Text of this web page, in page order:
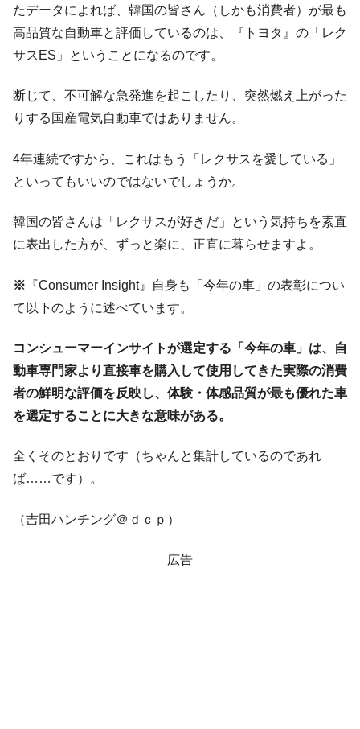
たデータによれば、韓国の皆さん（しかも消費者）が最も
高品質な自動車と評価しているのは、『トヨタ』の「レク
サスES」ということになるのです。
断じて、不可解な急発進を起こしたり、突然燃え上がった
りする国産電気自動車ではありません。
4年連続ですから、これはもう「レクサスを愛している」
といってもいいのではないでしょうか。
韓国の皆さんは「レクサスが好きだ」という気持ちを素直
に表出した方が、ずっと楽に、正直に暮らせますよ。
※ 『Consumer Insight』自身も「今年の車」の表彰につい
て以下のように述べています。
コンシューマーインサイトが選定する「今年の車」は、自
動車専門家より直接車を購入して使用してきた実際の消費
者の鮮明な評価を反映し、体験・体感品質が最も優れた車
を選定することに大きな意味がある。
全くそのとおりです（ちゃんと集計しているのであれ
ば……です）。
（吉田ハンチング＠ｄｃｐ）
広告